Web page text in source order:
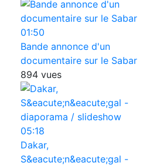
01:50
Bande annonce d'un
documentaire sur le Sabar
894 vues
05:18
Dakar,
S&eacute;n&eacute;gal -